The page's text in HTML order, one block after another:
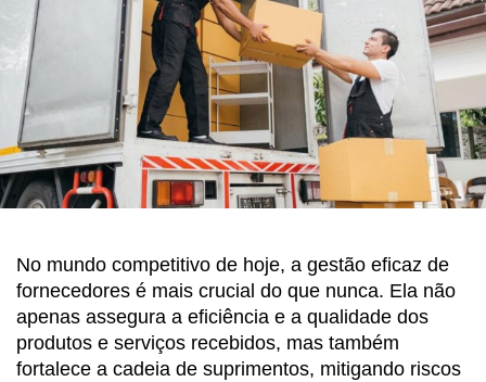
No mundo competitivo de hoje, a gestão eficaz de
fornecedores é mais crucial do que nunca. Ela não
apenas assegura a eficiência e a qualidade dos
produtos e serviços recebidos, mas também
fortalece a cadeia de suprimentos, mitigando riscos